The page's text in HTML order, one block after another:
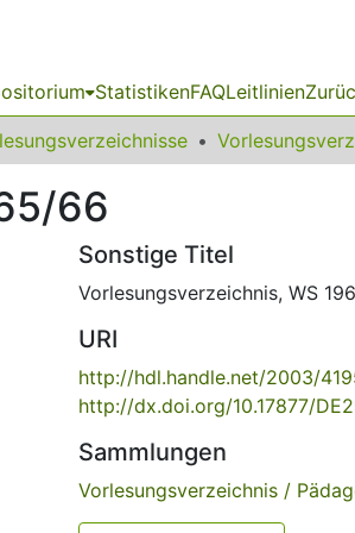
StatistikenFAQLeitlinien
66
Sonstige Titel
Vorlesungsverzeichnis, WS
URI
http://hdl.handle.net/2003/
http://dx.doi.org/10.17877/
Sammlungen
Vorlesungsverzeichnis /